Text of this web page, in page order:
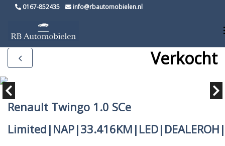
0167-852435 info@rbautomobielen.nl
Verkocht
Renault Twingo 1.0 SCe